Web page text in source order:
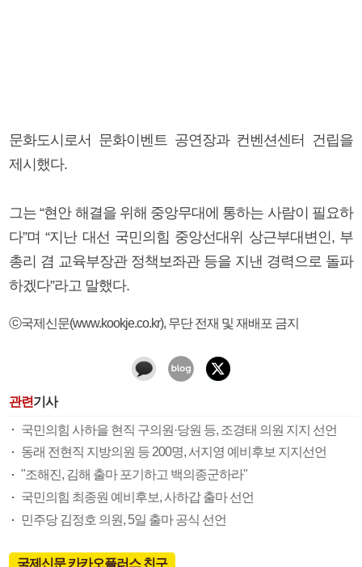
문화도시로서 문화이벤트 공연장과 컨벤션센터 건립을
제시했다.
그는 “현안 해결을 위해 중앙무대에 통하는 사람이 필요하
다”며 “지난 대선 국민의힘 중앙선대위 상근부대변인, 부
총리 겸 교육부장관 정책보좌관 등을 지낸 경력으로 돌파
하겠다”라고 말했다.
ⓒ국제신문(www.kookje.co.kr), 무단 전재 및 재배포 금지
관련기사
국민의힘 사하을 현직 구의원·당원 등, 조경태 의원 지지 선언
동래 전현직 지방의원 등 200명, 서지영 예비후보 지지선언
"조해진, 김해 출마 포기하고 백의종군하라"
국민의힘 최종원 예비후보, 사하갑 출마 선언
민주당 김정호 의원, 5일 출마 공식 선언
국제신문 카카오플러스 친구